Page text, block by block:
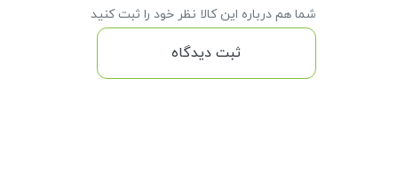
شما هم درباره این کالا نظر خود را ثبت کنید
ثبت دیدگاه